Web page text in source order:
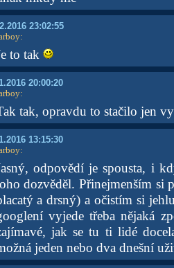
23:02:55
:
to tak
20:00:20
:
tak, opravdu to stačilo jen
13:15:30
:
odpovědí je spousta, i
dozvěděl. Přinejmenším si
a drsný) a očistím si
vyjede třeba nějaká
jak se tu ti lidé
jeden nebo dva dnešní